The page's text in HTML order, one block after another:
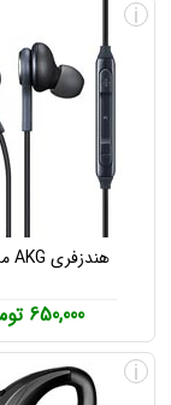
هندزفری AKG مدل S10
650,000 تومان
i
i